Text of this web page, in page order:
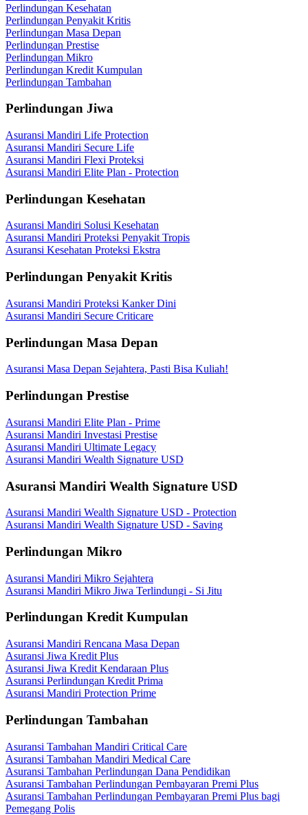
Perlindungan Kesehatan
Perlindungan Penyakit Kritis
Perlindungan Masa Depan
Perlindungan Prestise
Perlindungan Mikro
Perlindungan Kredit Kumpulan
Perlindungan Tambahan
Perlindungan Jiwa
Asuransi Mandiri Life Protection
Asuransi Mandiri Secure Life
Asuransi Mandiri Flexi Proteksi
Asuransi Mandiri Elite Plan - Protection
Perlindungan Kesehatan
Asuransi Mandiri Solusi Kesehatan
Asuransi Mandiri Proteksi Penyakit Tropis
Asuransi Kesehatan Proteksi Ekstra
Perlindungan Penyakit Kritis
Asuransi Mandiri Proteksi Kanker Dini
Asuransi Mandiri Secure Criticare
Perlindungan Masa Depan
Asuransi Masa Depan Sejahtera, Pasti Bisa Kuliah!
Perlindungan Prestise
Asuransi Mandiri Elite Plan - Prime
Asuransi Mandiri Investasi Prestise
Asuransi Mandiri Ultimate Legacy
Asuransi Mandiri Wealth Signature USD
Asuransi Mandiri Wealth Signature USD
Asuransi Mandiri Wealth Signature USD - Protection
Asuransi Mandiri Wealth Signature USD - Saving
Perlindungan Mikro
Asuransi Mandiri Mikro Sejahtera
Asuransi Mandiri Mikro Jiwa Terlindungi - Si Jitu
Perlindungan Kredit Kumpulan
Asuransi Mandiri Rencana Masa Depan
Asuransi Jiwa Kredit Plus
Asuransi Jiwa Kredit Kendaraan Plus
Asuransi Perlindungan Kredit Prima
Asuransi Mandiri Protection Prime
Perlindungan Tambahan
Asuransi Tambahan Mandiri Critical Care
Asuransi Tambahan Mandiri Medical Care
Asuransi Tambahan Perlindungan Dana Pendidikan
Asuransi Tambahan Perlindungan Pembayaran Premi Plus
Asuransi Tambahan Perlindungan Pembayaran Premi Plus bagi
Pemegang Polis